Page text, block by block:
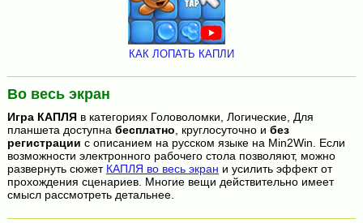
КАК ЛОПАТЬ КАПЛИ
Во весь экран
Игра КАПЛЯв категориях Головоломки, Логические, Для
планшета доступна бесплатно , круглосуточно и без
регистрации с описанием на русском языке на Min2Win. Если
возможности электронного рабочего стола позволяют, можно
развернуть сюжет КАПЛЯ во весь экран и усилить эффект от
прохождения сценариев. Многие вещи действительно имеет
смысл рассмотреть детальнее.